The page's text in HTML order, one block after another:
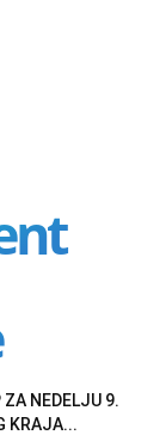
ZA NEDELJU 9.
KRAJA...